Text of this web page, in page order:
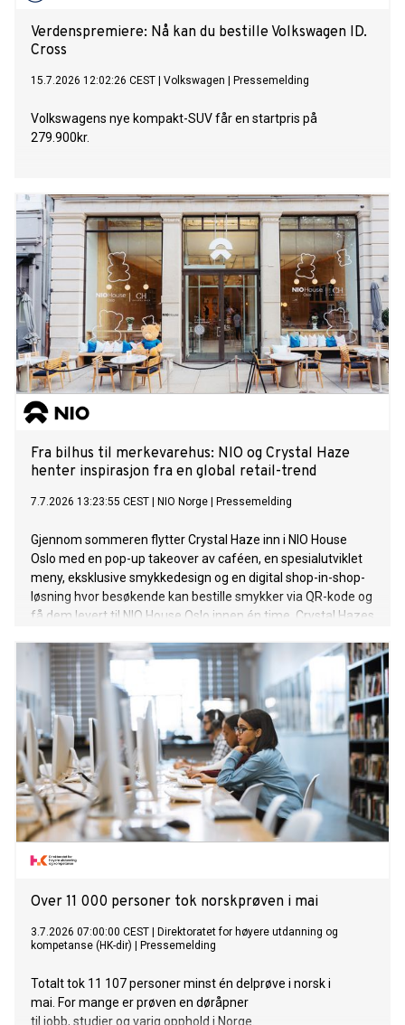
Verdenspremiere: Nå kan du bestille Volkswagen ID.
Cross
15.7.2026 12:02:26 CEST Volkswagen Pressemelding
Volkswagens nye kompakt-SUV får en startpris på
279.900kr.
Fra bilhus til merkevarehus: NIO og Crystal Haze
henter inspirasjon fra en global retail-trend
7.7.2026 13:23:55 CEST NIO Norge Pressemelding
Gjennom sommeren flytter Crystal Haze inn i NIO House
Oslo med en pop-up takeover av caféen, en spesialutviklet
meny, eksklusive smykkedesign og en digital shop-in-shop-
løsning hvor besøkende kan bestille smykker via QR-kode og
få dem levert til NIO House Oslo innen én time. Crystal Hazes
opplevelsen og knytte de to merkevarenes universer
sammen.
Over 11 000 personer tok norskprøven i mai
3.7.2026 07:00:00 CEST
Direktoratet for høyere utdanning og
kompetanse (HK-dir)
Pressemelding
Totalt tok 11 107 personer minst én delprøve i norsk i
mai. For mange er prøven en døråpner
til jobb, studier og varig opphold i Norge.